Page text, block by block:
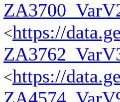
<https://
<https://